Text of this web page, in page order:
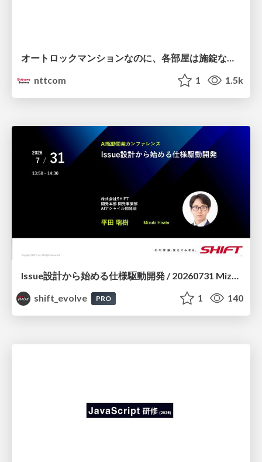
オートロックマンションなのに、各部屋は施錠なし！？ 攻撃者が組織内ネットワークで大暴れする理由 / The Front Door Is Locked, but the Rooms Are Wide Open: Why Attackers Move Freely Inside Enterprise Networks
nttcom
1 1.5k
Issue設計から始める仕様駆動開発 / 20260731 Mizuki Hirata
shift_evolve
PRO 1 140